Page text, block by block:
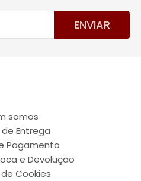
ENVIAR
somos
Entrega
Pagamento
e Devolução
Cookies